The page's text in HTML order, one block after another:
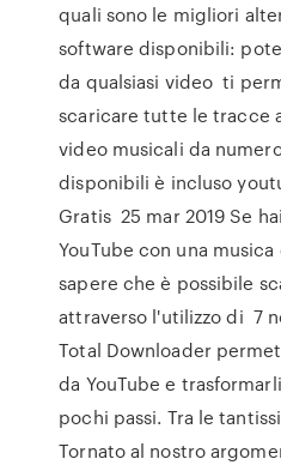
quali sono le migliori
software disponibili:
da qualsiasi video ti
scaricare tutte le tracce
video musicali da
disponibili è incluso
Gratis 25 mar 2019 Se
YouTube con una
sapere che è possibile
attraverso l'utilizzo di 7
Total Downloader
da YouTube e
pochi passi. Tra le
Tornato al nostro